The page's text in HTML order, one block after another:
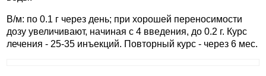
В/м: по 0.1 г через день; при хорошей переносимости
дозу увеличивают, начиная с 4 введения, до 0.2 г. Курс
лечения - 25-35 инъекций. Повторный курс - через 6 мес.